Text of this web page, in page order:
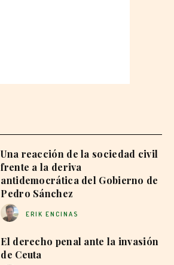
Una reacción de la sociedad civil
frente a la deriva
antidemocrática del Gobierno de
Pedro Sánchez
ERIK ENCINAS
El derecho penal ante la invasión
de Ceuta